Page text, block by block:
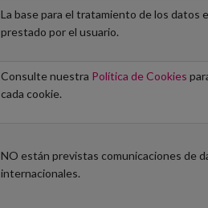
La base para el tratamiento de los datos
prestado por el usuario.
Consulte nuestra Política de Cookies
cada cookie.
NO están previstas comunicaciones de
internacionales.